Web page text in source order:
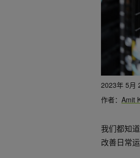
2023年 5月
作者： Amit
我们都知
改善日常运